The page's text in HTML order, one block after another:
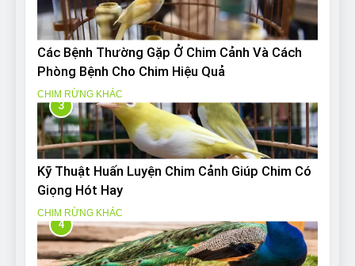
Các Bệnh Thường Gặp Ở Chim Cảnh Và Cách
Phòng Bệnh Cho Chim Hiệu Quả
CHIM RỪNG KHÁC
3
Kỹ Thuật Huấn Luyện Chim Cảnh Giúp Chim Có
Giọng Hót Hay
CHIM RỪNG KHÁC
4